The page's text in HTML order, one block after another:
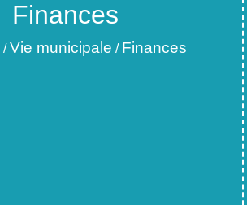
Finances
/Vie municipale / Finances